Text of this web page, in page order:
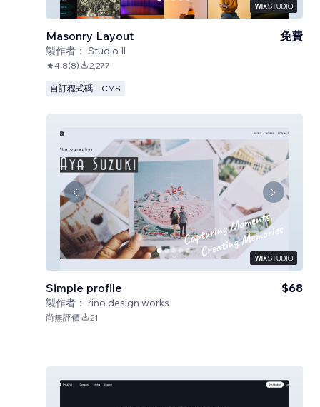
Masonry Layout
製作者： Studio Il
免費
4.8(8) 2,277
自訂程式碼 CMS
Simple profile
製作者： rino design works
$68
尚無評價 21